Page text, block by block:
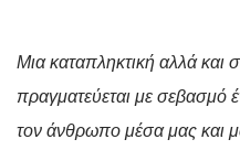
Μια καταπληκτική αλλά και
πραγματεύεται με σεβασμό
τον άνθρωπο μέσα μας και